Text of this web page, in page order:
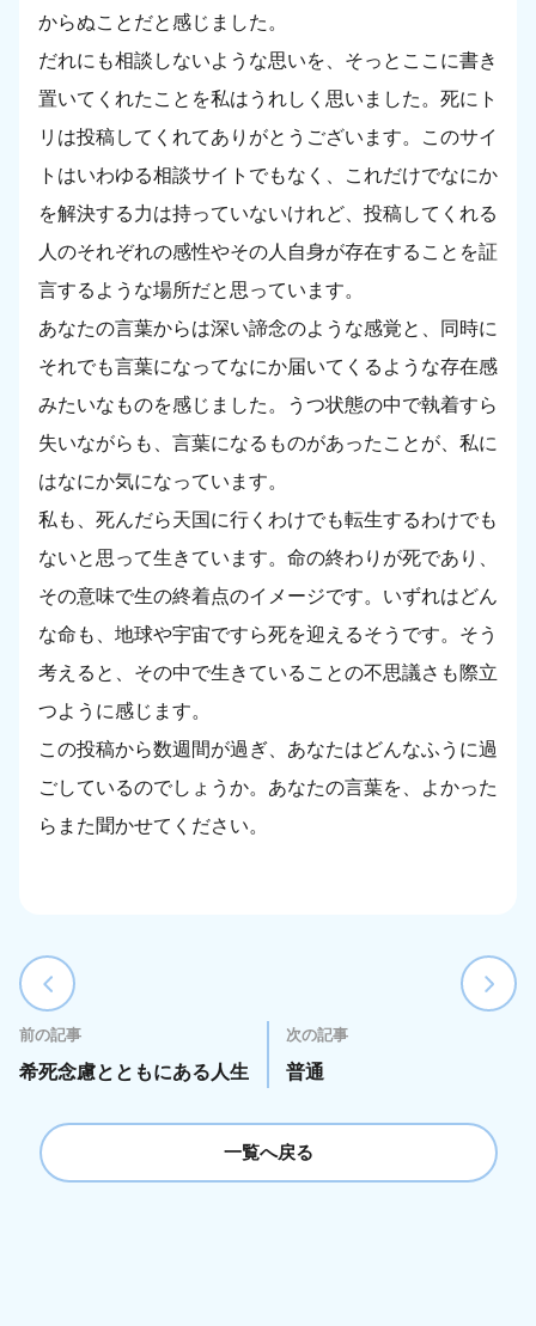
からぬことだと感じました。
だれにも相談しないような思いを、そっとここに書き
置いてくれたことを私はうれしく思いました。死にト
リは投稿してくれてありがとうございます。このサイ
トはいわゆる相談サイトでもなく、これだけでなにか
を解決する力は持っていないけれど、投稿してくれる
人のそれぞれの感性やその人自身が存在することを証
言するような場所だと思っています。
あなたの言葉からは深い諦念のような感覚と、同時に
それでも言葉になってなにか届いてくるような存在感
みたいなものを感じました。うつ状態の中で執着すら
失いながらも、言葉になるものがあったことが、私に
はなにか気になっています。
私も、死んだら天国に行くわけでも転生するわけでも
ないと思って生きています。命の終わりが死であり、
その意味で生の終着点のイメージです。いずれはどん
な命も、地球や宇宙ですら死を迎えるそうです。そう
考えると、その中で生きていることの不思議さも際立
つように感じます。
この投稿から数週間が過ぎ、あなたはどんなふうに過
ごしているのでしょうか。あなたの言葉を、よかった
らまた聞かせてください。
前の記事
希死念慮とともにある人生
次の記事
普通
一覧へ戻る